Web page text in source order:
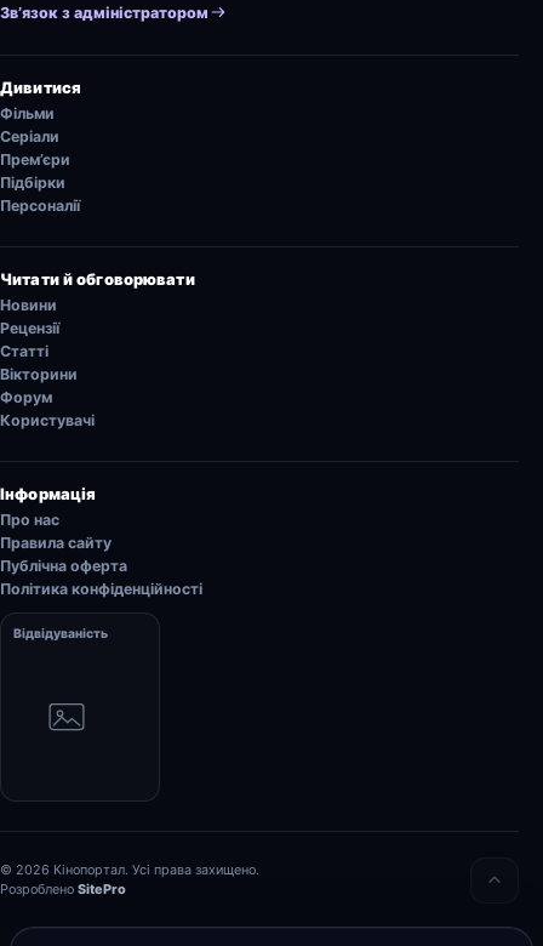
Зв’язок з адміністратором
Дивитися
Фільми
Серіали
Прем’єри
Підбірки
Персоналії
Читати й обговорювати
Новини
Рецензії
Статті
Вікторини
Форум
Користувачі
Інформація
Про нас
Правила сайту
Публічна оферта
Політика конфіденційності
Відвідуваність
© 2026 Кінопортал. Усі права захищено.
Розроблено SitePro